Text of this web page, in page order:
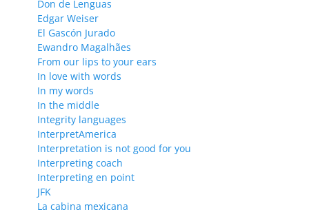
Don de Lenguas
Edgar Weiser
El Gascón Jurado
Ewandro Magalhães
From our lips to your ears
In love with words
In my words
In the middle
Integrity languages
InterpretAmerica
Interpretation is not good for you
Interpreting coach
Interpreting en point
JFK
La cabina mexicana